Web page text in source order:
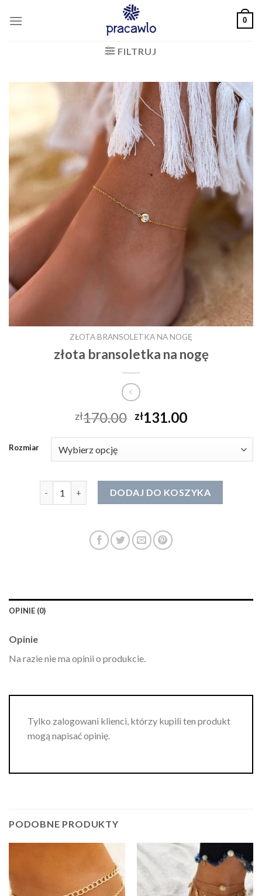
0
FILTRUJ
ZŁOTA BRANSOLETKA NA NOGĘ
złota bransoletka na nogę
zł170.00 zł131.00
Rozmiar
ilość złota bransoletka na nogęDODAJ DO KOSZYKA
OPINIE (0)
Opinie
Na razie nie ma opinii o produkcie.
Tylko zalogowani klienci, którzy kupili ten produkt
mogą napisać opinię.
PODOBNE PRODUKTY